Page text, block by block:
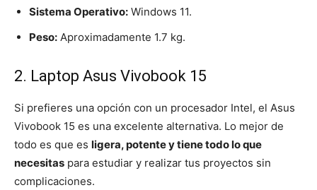
Sistema Operativo: Windows 11.
Peso: Aproximadamente 1.7 kg.
2. Laptop Asus Vivobook 15
Si prefieres una opción con un procesador Intel, el Asus
Vivobook 15 es una excelente alternativa. Lo mejor de
todo es que es ligera, potente y tiene todo lo que
necesitas para estudiar y realizar tus proyectos sin
complicaciones.